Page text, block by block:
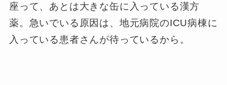
座って、あとは大きな缶に入っている漢方
薬。急いでいる原因は、地元病院のICU病棟に
入っている患者さんが待っているから。